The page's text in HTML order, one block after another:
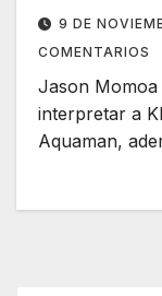
9 DE
COMENTARIOS
Jason
interpretar a
Aquaman,